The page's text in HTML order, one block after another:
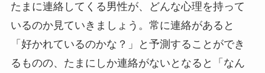
たまに連絡してくる男性が、どんな心理を持って
いるのか見ていきましょう。常に連絡があると
「好かれているのかな？」と予測することができ
るものの、たまにしか連絡がないとなると「なん